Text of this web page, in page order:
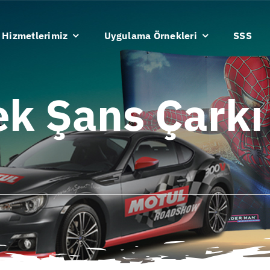
Hizmetlerimiz Uygulama Örnekleri SSS
Şans